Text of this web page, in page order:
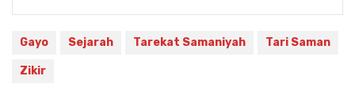
Gayo Sejarah Tarekat Samaniyah Tari Saman
Zikir